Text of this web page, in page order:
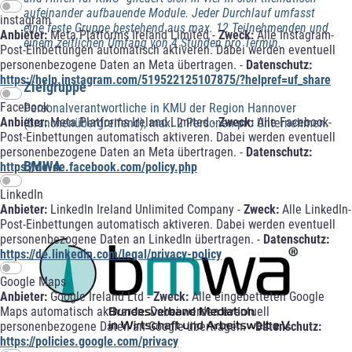
instagram
Anbieter:Meta Platforms Ireland Limited -Zweck:Alle Instagram-
Post-Einbettungen automatisch aktiveren. Dabei werden eventuell
personenbezogene Daten an Meta übertragen. - Datenschutz:
https://help.instagram.com/519522125107875/?helpref=uf_share
Facebook
Anbieter:Meta Platforms Ireland Limited -Zweck: Alle Facebook-
Post-Einbettungen automatisch aktiveren. Dabei werden eventuell
personenbezogene Daten an Meta übertragen. - Datenschutz:
https://de-de.facebook.com/policy.php
LinkedIn
Anbieter: LinkedIn Ireland Unlimited Company - Zweck: Alle LinkedIn-
Post-Einbettungen automatisch aktiveren. Dabei werden eventuell
personenbezogene Daten an LinkedIn übertragen. - Datenschutz:
https://de.linkedin.com/legal/privacy-policy
Google Maps
Anbieter: Google Ireland Ltd -Zweck: Alle eingebetteten Google
Maps automatisch aktiveren. Dabei werden eventuell
personenbezogene Daten an Google übertragen. -Datenschutz:
https://policies.google.com/privacy
aufeinander aufbauende Module. Jeder Durchlauf umfasst
eine feste Gruppe bestehend aus max. 12 Teilnehmenden und
einem zeitlichen Umfang von 4 Stunden pro Termin.
Zielgruppe
Personalverantwortliche in KMU der Region Hannover
(branchenübergreifend), max. 2 Personen pro Unternehmen.
BMWA